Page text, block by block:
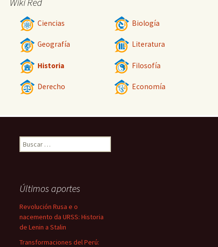
Ciencias Biología
Geografía Literatura
Historia Filosofía
Derecho Economía
Buscar:
Últimos aportes
Revolución Rusa e o
nacemento da URSS: Historia
de Lenin a Stalin
Transformaciones del Perú: